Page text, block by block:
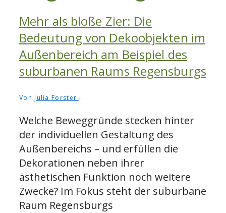
Mehr als bloße Zier: Die
Bedeutung von Dekoobjekten im
Außenbereich am Beispiel des
suburbanen Raums Regensburgs
VonJulia Forster
Welche Beweggründe stecken hinter
der individuellen Gestaltung des
Außenbereichs – und erfüllen die
Dekorationen neben ihrer
ästhetischen Funktion noch weitere
Zwecke? Im Fokus steht der suburbane
Raum Regensburgs